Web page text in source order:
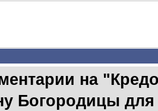
на
Богородицы